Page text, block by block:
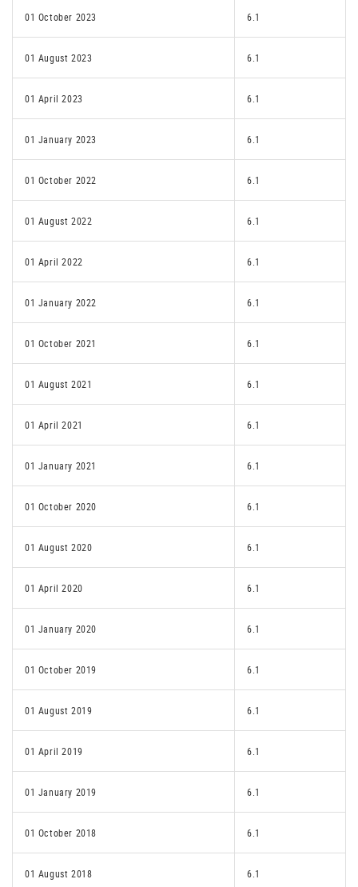
01 October 2023 6.1
01 August 2023 6.1
01 April 2023 6.1
01 January 2023 6.1
01 October 2022 6.1
01 August 2022 6.1
01 April 2022 6.1
01 January 2022 6.1
01 October 2021 6.1
01 August 2021 6.1
01 April 2021 6.1
01 January 2021 6.1
01 October 2020 6.1
01 August 2020 6.1
01 April 2020 6.1
01 January 2020 6.1
01 October 2019 6.1
01 August 2019 6.1
01 April 2019 6.1
01 January 2019 6.1
01 October 2018 6.1
01 August 2018 6.1